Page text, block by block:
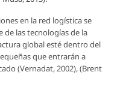
en la red logística se
de las tecnologías de la
global esté dentro del
que entrarán a
(Vernadat, 2002), (Brent